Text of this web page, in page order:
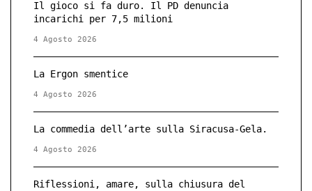
Il gioco si fa duro. Il PD denuncia
incarichi per 7,5 milioni
4 Agosto 2026
La Ergon smentice
4 Agosto 2026
La commedia dell’arte sulla Siracusa-Gela.
4 Agosto 2026
Riflessioni, amare, sulla chiusura del